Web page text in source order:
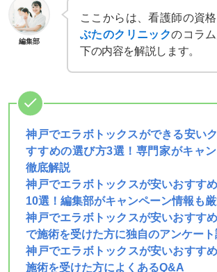
編集部
ここからは、看護師の資格
ぶたのクリニックのコラ
下の内容を解説します。
神戸でエラボトックスができる安い
すすめの選び方3選！専門家がキャ
徹底解説
神戸でエラボトックスが安いおすす
10選！編集部がキャンペーン情報も
神戸でエラボトックスが安いおすす
で施術を受けた方に独自のアンケー
神戸でエラボトックスが安いおすす
施術を受けた方によくあるQ&A